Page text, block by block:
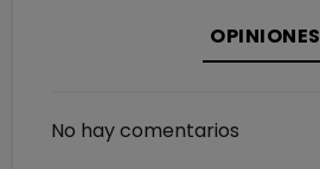
OPINIONES
No hay comentarios